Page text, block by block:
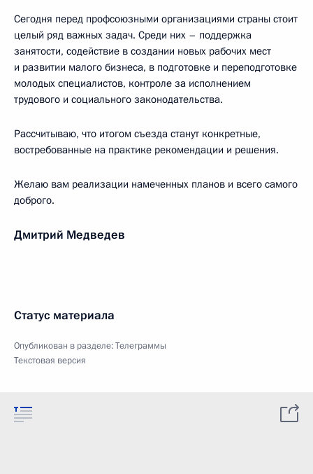
Сегодня перед профсоюзными организациями страны стоит
целый ряд важных задач. Среди них – поддержка
занятости, содействие в создании новых рабочих мест
и развитии малого бизнеса, в подготовке и переподготовке
молодых специалистов, контроле за исполнением
трудового и социального законодательства.
Рассчитываю, что итогом съезда станут конкретные,
востребованные на практике рекомендации и решения.
Желаю вам реализации намеченных планов и всего самого
доброго.
Дмитрий Медведев
Статус материала
Опубликован в разделе:Телеграммы
Текстовая версия